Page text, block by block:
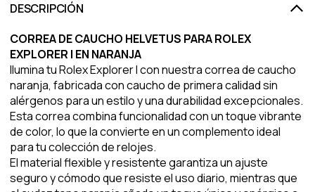
DESCRIPCIÓN
CORREA DE CAUCHO HELVETUS PARA ROLEX
EXPLORER I EN NARANJA
Ilumina tu Rolex Explorer I con nuestra correa de caucho
naranja, fabricada con caucho de primera calidad sin
alérgenos para un estilo y una durabilidad excepcionales.
Esta correa combina funcionalidad con un toque vibrante
de color, lo que la convierte en un complemento ideal
para tu colección de relojes.
El material flexible y resistente garantiza un ajuste
seguro y cómodo que resiste el uso diario, mientras que